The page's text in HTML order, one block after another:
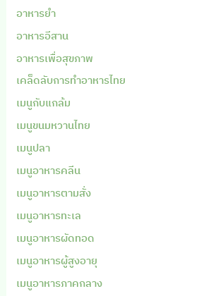
อาหารยำ
อาหารอีสาน
อาหารเพื่อสุขภาพ
เคล็ดลับการทำอาหารไทย
เมนูกับแกล้ม
เมนูขนมหวานไทย
เมนูปลา
เมนูอาหารคลีน
เมนูอาหารตามสั่ง
เมนูอาหารทะเล
เมนูอาหารผัดทอด
เมนูอาหารผู้สูงอายุ
เมนูอาหารภาคกลาง